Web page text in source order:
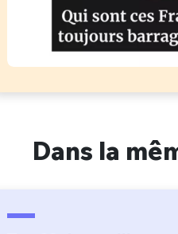
Dans la